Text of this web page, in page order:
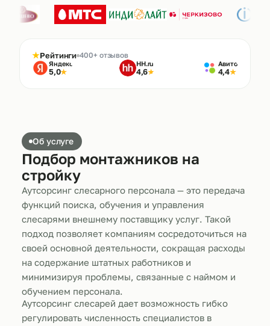
★Рейтинги 400+ отзывов
Яндекс
5,0★
HH.ru
4,6★
Авито
4,4★
Об услуге
Подбор монтажников на
стройку
Аутсорсинг слесарного персонала — это передача
функций поиска, обучения и управления
слесарями внешнему поставщику услуг. Такой
подход позволяет компаниям сосредоточиться на
своей основной деятельности, сокращая расходы
на содержание штатных работников и
минимизируя проблемы, связанные с наймом и
обучением персонала.
Аутсорсинг слесарей дает возможность гибко
регулировать численность специалистов в